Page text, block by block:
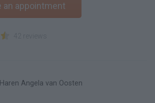
an appointment
Angela van Oosten